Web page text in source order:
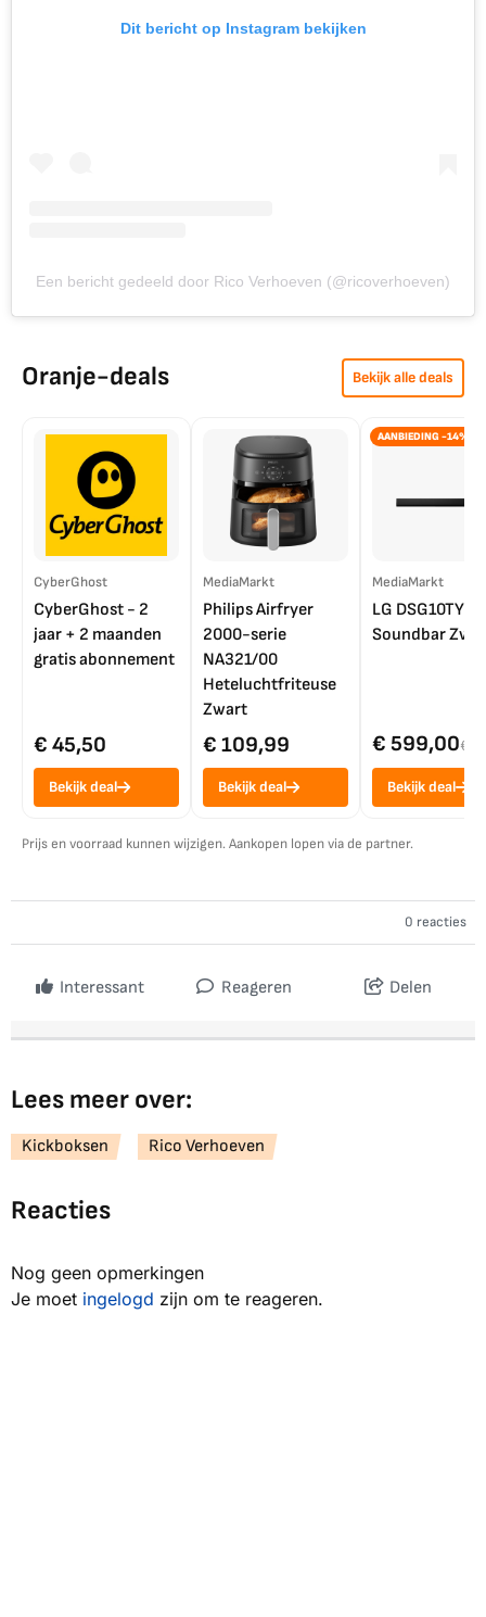
Dit bericht op Instagram bekijken
Een bericht gedeeld door Rico Verhoeven (@ricoverhoeven)
Oranje-deals Bekijk alle deals
CyberGhost
CyberGhost - 2
jaar + 2 maanden
gratis abonnement
€ 45,50
Bekijk deal
MediaMarkt
Philips Airfryer
2000-serie
NA321/00
Heteluchtfriteuse
Zwart
€ 109,99
Bekijk deal
AANBIEDING -14%
MediaMarkt
LG DSG10TY
Soundbar
€ 599,00€
Bekijk deal
Prijs en voorraad kunnen wijzigen. Aankopen lopen via de partner.
0 reacties
Interessant Reageren Delen
Lees meer over:
Kickboksen Rico Verhoeven
Reacties
Nog geen opmerkingen
Je moet ingelogd zijn om te reageren.